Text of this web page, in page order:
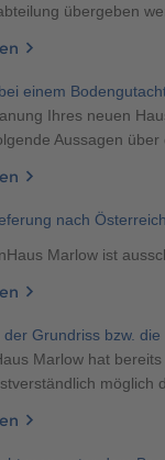
übergeben
einem
Ihres neuen
Aussagen über
nach
Marlow ist
der Grundriss bzw.
Marlow hat
möglich